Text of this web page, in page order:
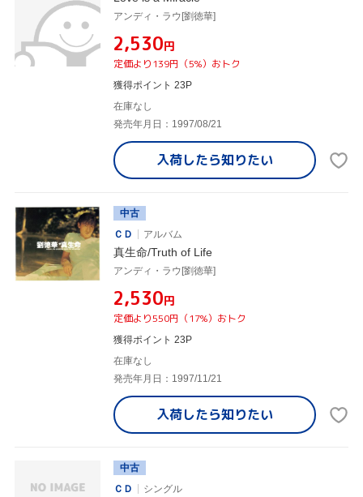
アンディ・ラウ[劉徳華]
¥2,530円
定価より139円（5%）おトク
獲得ポイント 23P
在庫なし
発売年月日：1997/08/21
入荷したら知りたい
中古
ＣＤ
アルバム
真生命/Truth of Life
アンディ・ラウ[劉徳華]
¥2,530円
定価より550円（17%）おトク
獲得ポイント 23P
在庫なし
発売年月日：1997/11/21
入荷したら知りたい
中古
ＣＤ
シングル